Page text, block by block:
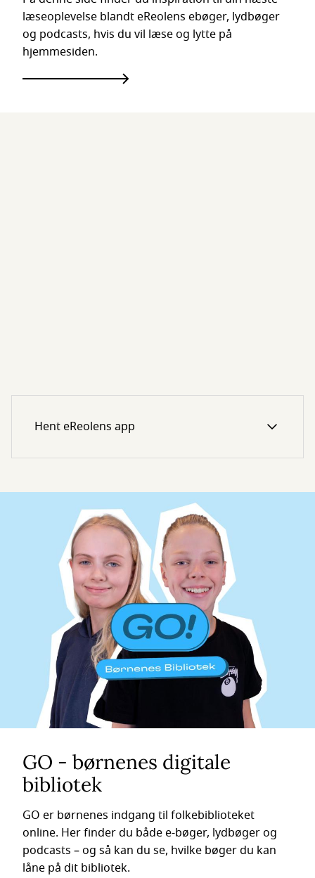
læseoplevelse blandt eReolens ebøger, lydbøger
og podcasts, hvis du vil læse og lytte på
hjemmesiden.
Hent eReolens app
GO - børnenes digitale
bibliotek
GO er børnenes indgang til folkebiblioteket
online. Her finder du både e-bøger, lydbøger og
podcasts – og så kan du se, hvilke bøger du kan
låne på dit bibliotek.